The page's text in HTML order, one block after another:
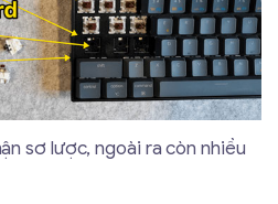
sơ lược, ngoài ra còn nhiều